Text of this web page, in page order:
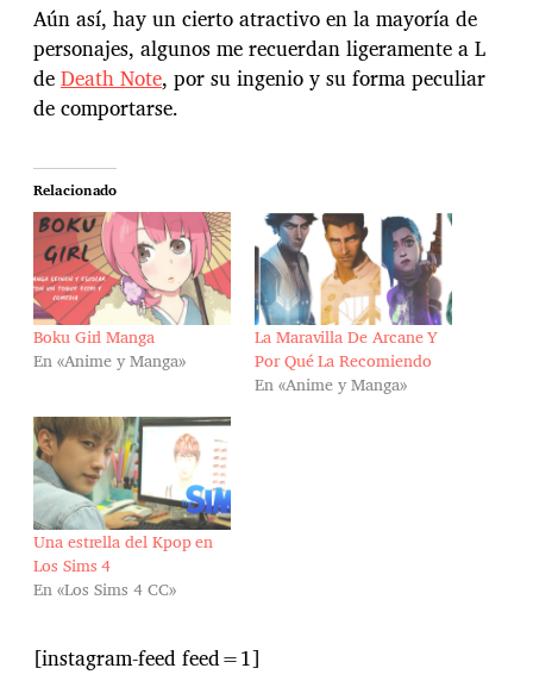
Aún así, hay un cierto atractivo en la mayoría de
personajes, algunos me recuerdan ligeramente a L
deDeath Note, por su ingenio y su forma peculiar
de comportarse.
Relacionado
Boku Girl Manga
En «Anime y Manga»
La Maravilla De Arcane Y
Por Qué La Recomiendo
En «Anime y Manga»
Una estrella del Kpop en
Los Sims 4
En «Los Sims 4 CC»
[instagram-feed feed=1]